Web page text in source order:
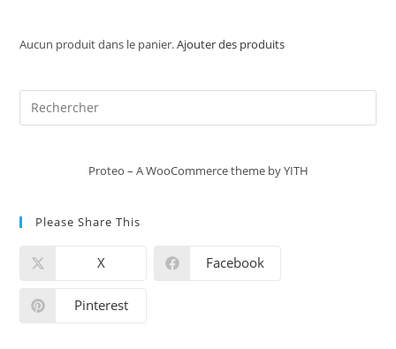
Aucun produit dans le panier.Ajouter des produits
Proteo – A WooCommerce theme by YITH
Please Share This
X Facebook
Pinterest